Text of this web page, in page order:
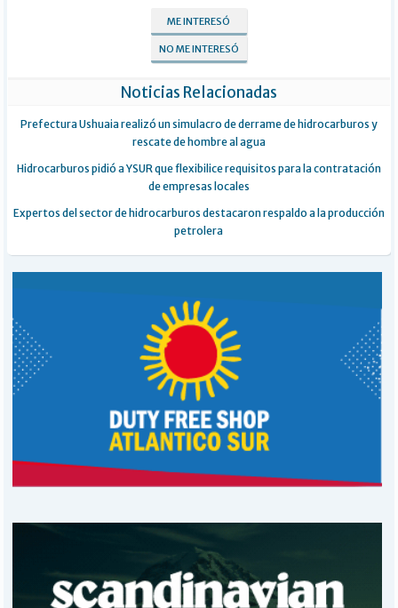
ME INTERESÓ
NO ME INTERESÓ
Noticias Relacionadas
Prefectura Ushuaia realizó un simulacro de derrame de hidrocarburos y
rescate de hombre al agua
Hidrocarburos pidió a YSUR que flexibilice requisitos para la contratación
de empresas locales
Expertos del sector de hidrocarburos destacaron respaldo a la producción
petrolera